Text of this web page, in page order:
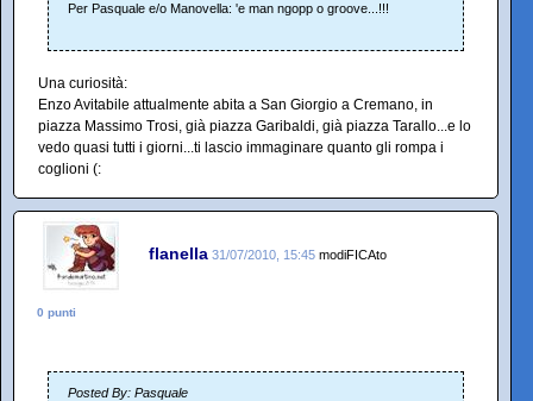
Per Pasquale e/o Manovella: 'e man ngopp o groove...!!!
Una curiosità:
Enzo Avitabile attualmente abita a San Giorgio a Cremano, in
piazza Massimo Trosi, già piazza Garibaldi, già piazza Tarallo...e lo
vedo quasi tutti i giorni...ti lascio immaginare quanto gli rompa i
coglioni (:
flanella 31/07/2010, 15:45 modiFICAto
0 punti
Posted By: Pasquale